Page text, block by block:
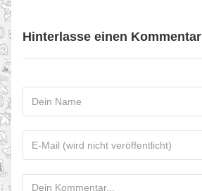
Hinterlasse einen Kommentar